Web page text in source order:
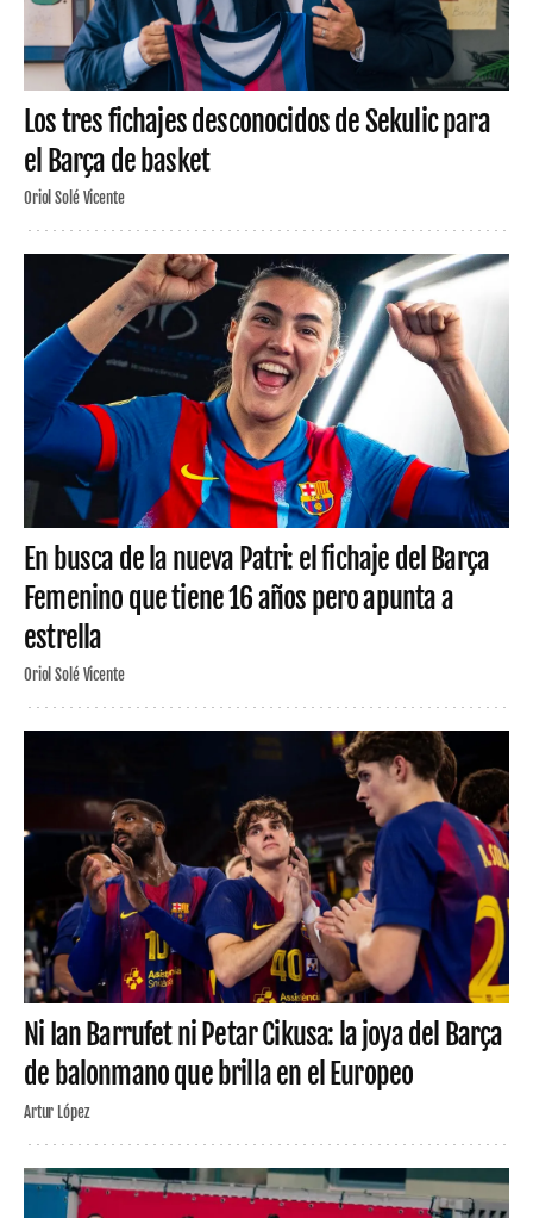
Los tres fichajes desconocidos de Sekulic para
el Barça de basket
Oriol Solé Vicente
En busca de la nueva Patri: el fichaje del Barça
Femenino que tiene 16 años pero apunta a
estrella
Oriol Solé Vicente
Ni Ian Barrufet ni Petar Cikusa: la joya del Barça
de balonmano que brilla en el Europeo
Artur López